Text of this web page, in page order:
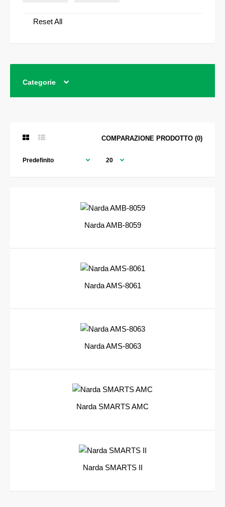
Reset All
Categorie
COMPARAZIONE PRODOTTO (0)
Narda AMB-8059
Narda AMS-8061
Narda AMS-8063
Narda SMARTS AMC
Narda SMARTS II